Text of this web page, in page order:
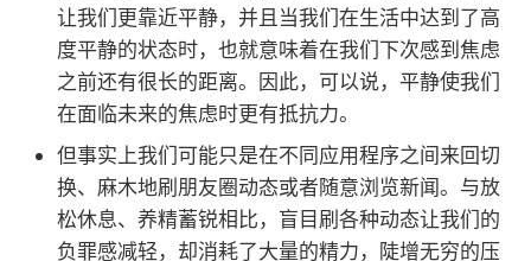
让我们更靠近平静，并且当我们在生活中达到了高
度平静的状态时，也就意味着在我们下次感到焦虑
之前还有很长的距离。因此，可以说，平静使我们
在面临未来的焦虑时更有抵抗力。
但事实上我们可能只是在不同应用程序之间来回切
换、麻木地刷朋友圈动态或者随意浏览新闻。与放
松休息、养精蓄锐相比，盲目刷各种动态让我们的
负罪感减轻，却消耗了大量的精力，陡增无穷的压